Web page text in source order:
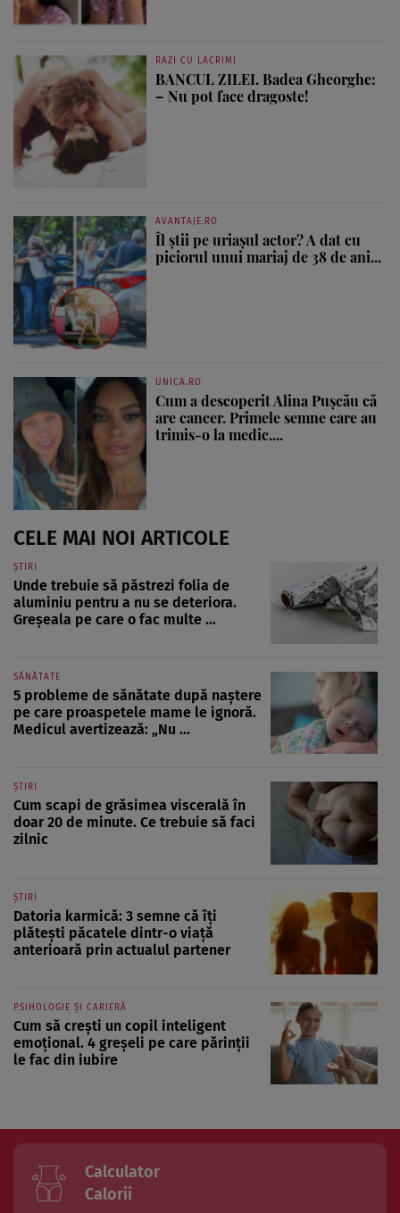
RAZI CU LACRIMI
BANCUL ZILEI. Badea Gheorghe:
– Nu pot face dragoste!
AVANTAJE.RO
Îl știi pe uriașul actor? A dat cu
piciorul unui mariaj de 38 de ani...
UNICA.RO
Cum a descoperit Alina Pușcău că
are cancer. Primele semne care au
trimis-o la medic....
CELE MAI NOI ARTICOLE
ȘTIRI
Unde trebuie să păstrezi folia de
aluminiu pentru a nu se deteriora.
Greșeala pe care o fac multe ...
SĂNĂTATE
5 probleme de sănătate după naștere
pe care proaspetele mame le ignoră.
Medicul avertizează: „Nu ...
ȘTIRI
Cum scapi de grăsimea viscerală în
doar 20 de minute. Ce trebuie să faci
zilnic
ȘTIRI
Datoria karmică: 3 semne că îți
plătești păcatele dintr-o viață
anterioară prin actualul partener
PSIHOLOGIE ȘI CARIERĂ
Cum să crești un copil inteligent
emoțional. 4 greșeli pe care părinții
le fac din iubire
Calculator
Calorii